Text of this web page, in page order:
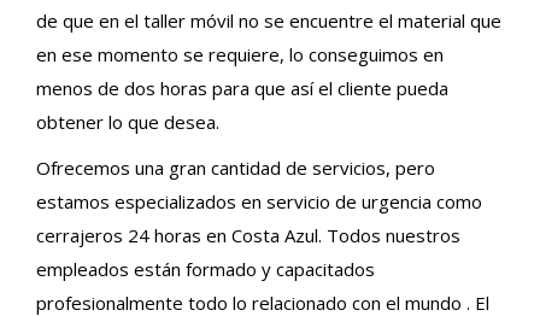
de que en el taller móvil no se encuentre el material que
en ese momento se requiere, lo conseguimos en
menos de dos horas para que así el cliente pueda
obtener lo que desea.
Ofrecemos una gran cantidad de servicios, pero
estamos especializados en servicio de urgencia como
cerrajeros 24 horas en Costa Azul. Todos nuestros
empleados están formado y capacitados
profesionalmente todo lo relacionado con el mundo . El